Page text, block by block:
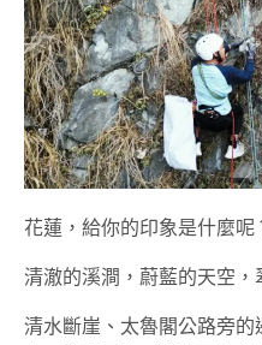
花蓮，給你的印象是什麼呢
清澈的溪澗，蔚藍的天空，
清水斷崖、太魯閣公路旁